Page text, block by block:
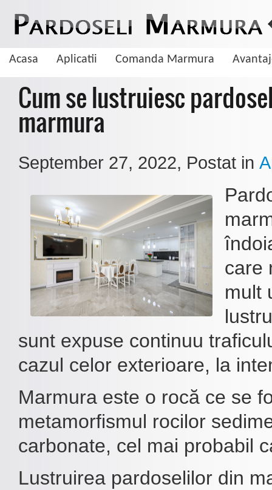
Acasa Aplicatii Comanda Marmura
Cum sa cureti pardoseala de marmura
Curatarea pardoselilor de marmura se face foarte usor insa trebuie sa
Cum se lustruiesc
marmura
September 27, 2022, Postat in
care
mult
sunt expuse continuu
cazul celor exterioare, la
Marmura este o rocă ce se
metamorfismul rocilor
carbonate, cel mai probabil
Lustruirea pardoselilor din